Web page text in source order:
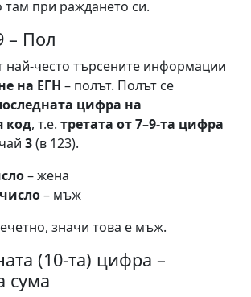
там при раждането си.
– Пол
най-често търсените информации
на ЕГН – полът. Полът се
цифра на
код, т.е. третата от 7–9-та цифра
3(в 123).
– жена
– мъж
значи това е мъж.
(10-та) цифра –
сума